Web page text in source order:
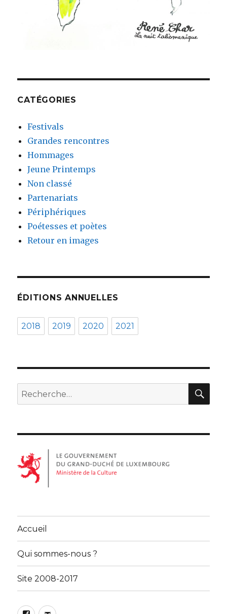
CATÉGORIES
Festivals
Grandes rencontres
Hommages
Jeune Printemps
Non classé
Partenariats
Périphériques
Poétesses et poètes
Retour en images
ÉDITIONS ANNUELLES
2018 2019 2020 2021
Recherche
pour :
Accueil
Qui sommes-nous ?
Site 2008-2017